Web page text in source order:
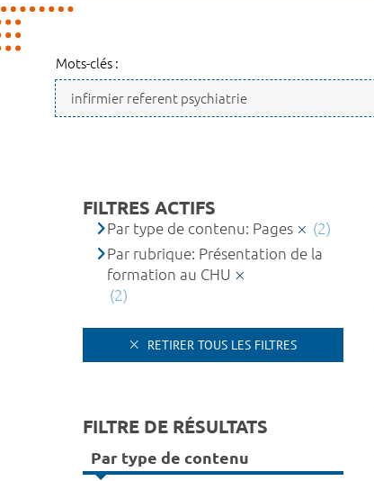
Mots-clés :
FILTRES ACTIFS
Par type de contenu: Pages
(2)
Par rubrique: Présentation de la
formation au CHU
(2)
RETIRER TOUS LES FILTRES
FILTRE DE RÉSULTATS
Par type de contenu